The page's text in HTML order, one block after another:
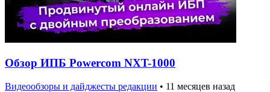
Обзор ИПБ Powercom NXT-1000
Видеообзоры и дайджесты редакции • 11 месяцев назад